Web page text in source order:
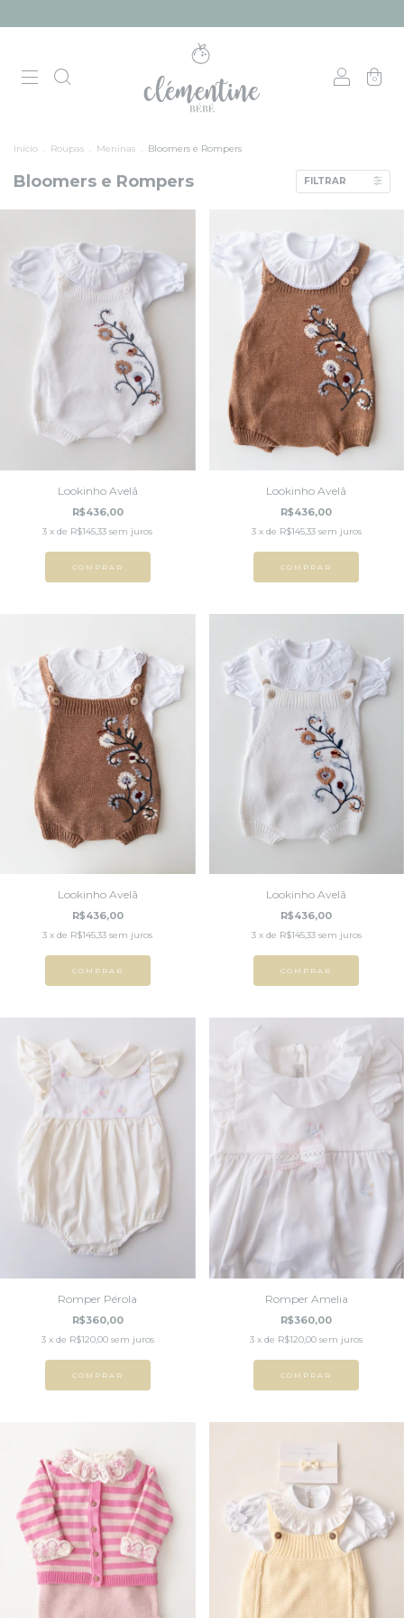
0
Início . Roupas . Meninas . Bloomers e Rompers
Bloomers e Rompers FILTRAR
Lookinho Avelã
R$436,00
3 x de R$145,33 sem juros
COMPRAR
Lookinho Avelã
R$436,00
3 x de R$145,33 sem juros
COMPRAR
Lookinho Avelã
R$436,00
3 x de R$145,33 sem juros
COMPRAR
Lookinho Avelã
R$436,00
3 x de R$145,33 sem juros
COMPRAR
Romper Pérola
R$360,00
3 x de R$120,00 sem juros
COMPRAR
Romper Amelia
R$360,00
3 x de R$120,00 sem juros
COMPRAR